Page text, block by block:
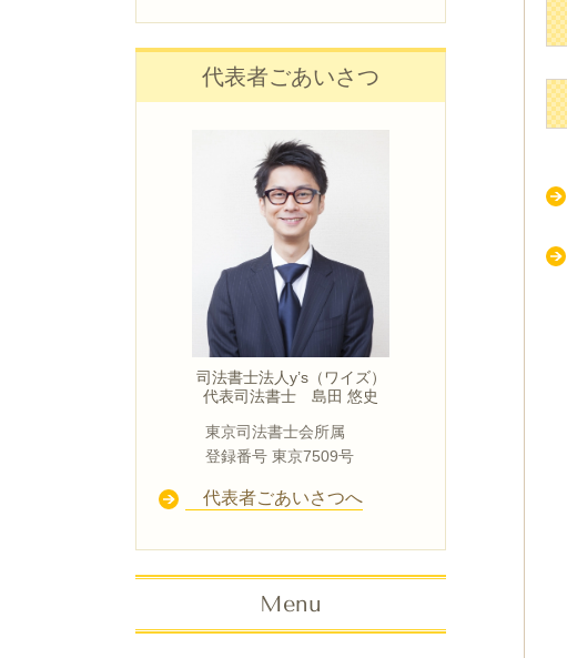
代表者ごあいさつ
司法書士法人y’s（ワイズ）
代表司法書士 島田 悠史
東京司法書士会所属
登録番号 東京7509号
代表者ごあいさつへ
Menu